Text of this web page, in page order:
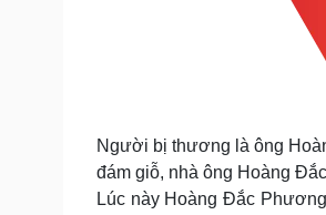
Người bị thương là ông
đám giỗ, nhà ông Hoàng
Lúc này Hoàng Đắc